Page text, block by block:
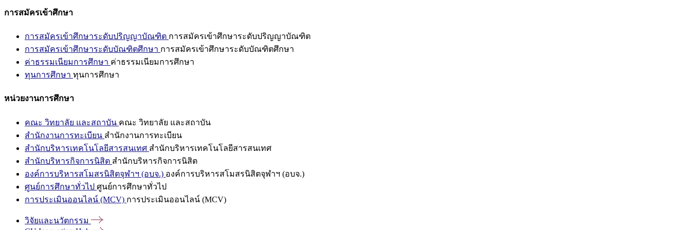
การสมัครเข้าศึกษา
การสมัครเข้าศึกษาระดับปริญญาบัณฑิต การสมัครเข้าศึกษาระดับปริญญาบัณฑิต
การสมัครเข้าศึกษาระดับบัณฑิตศึกษา การสมัครเข้าศึกษาระดับบัณฑิตศึกษา
ค่าธรรมเนียมการศึกษา ค่าธรรมเนียมการศึกษา
ทุนการศึกษา ทุนการศึกษา
หน่วยงานการศึกษา
คณะ วิทยาลัย และสถาบัน คณะ วิทยาลัย และสถาบัน
สำนักงานการทะเบียน สำนักงานการทะเบียน
สำนักบริหารเทคโนโลยีสารสนเทศ สำนักบริหารเทคโนโลยีสารสนเทศ
สำนักบริหารกิจการนิสิต สำนักบริหารกิจการนิสิต
องค์การบริหารสโมสรนิสิตจุฬาฯ (อบจ.) องค์การบริหารสโมสรนิสิตจุฬาฯ (อบจ.)
ศูนย์การศึกษาทั่วไป ศูนย์การศึกษาทั่วไป
การประเมินออนไลน์ (MCV) การประเมินออนไลน์ (MCV)
วิจัยและนวัตกรรม